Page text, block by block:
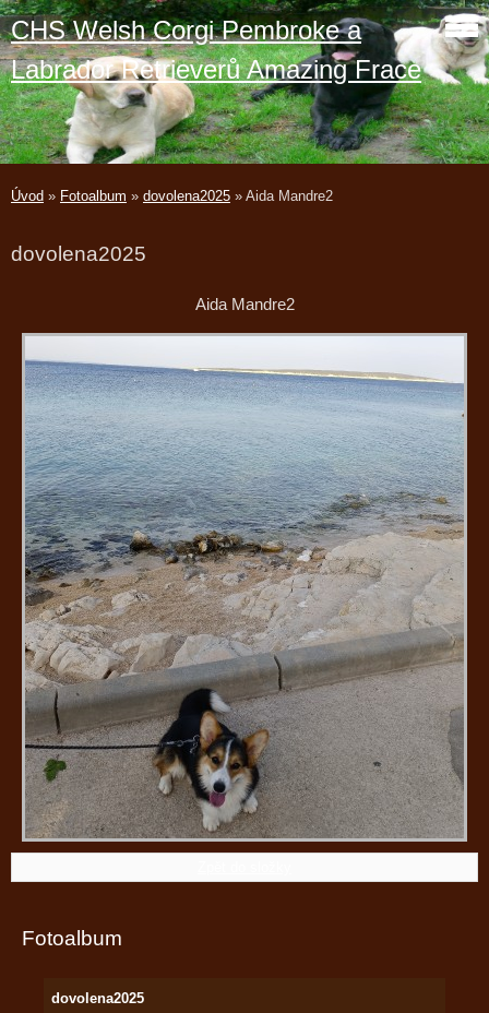
CHS Welsh Corgi Pembroke a
Labrador Retrieverů Amazing Frace
Úvod » Fotoalbum » dovolena2025 » Aida Mandre2
dovolena2025
Aida Mandre2
Fotoalbum
dovolena2025